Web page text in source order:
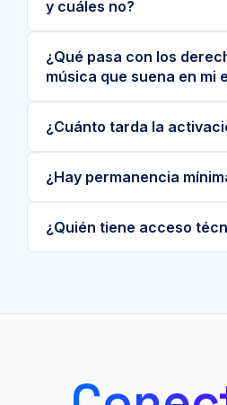
y cuáles no?
¿Qué pasa con los
música que suena en mi
¿Cuánto tarda la
¿Hay permanencia
¿Quién tiene acceso